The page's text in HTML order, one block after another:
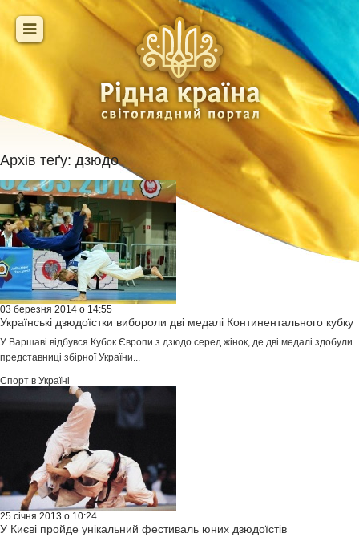
Архів теґу: дзюдо
03 березня 2014 о 14:55
Українські дзюдоїстки вибороли дві медалі Континентального кубку
У Варшаві відбувся Кубок Європи з дзюдо серед жінок, де дві медалі здобули
представниці збірної України...
Спорт в Україні
25 січня 2013 о 10:24
У Києві пройде унікальний фестиваль юних дзюдоїстів